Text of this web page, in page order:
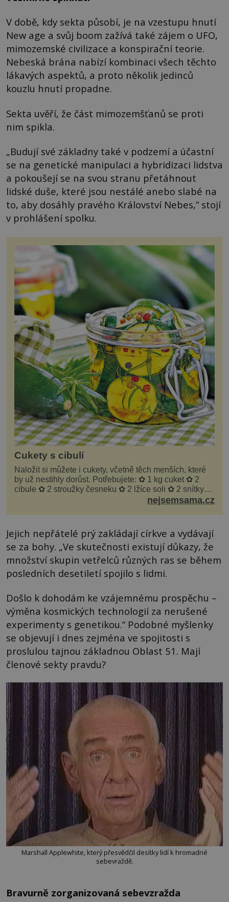
V době, kdy sekta působí, je na vzestupu hnutí
New age a svůj boom zažívá také zájem o UFO,
mimozemské civilizace a konspirační teorie.
Nebeská brána nabízí kombinaci všech těchto
lákavých aspektů, a proto několik jedinců
kouzlu hnutí propadne.
Sekta uvěří, že část mimozemšťanů se proti
nim spikla.
„Budují své základny také v podzemí a účastní
se na genetické manipulaci a hybridizaci lidstva
a pokoušejí se na svou stranu přetáhnout
lidské duše, které jsou nestálé anebo slabé na
to, aby dosáhly pravého Království Nebes,” stojí
v prohlášení spolku.
Cukety s cibulí
Naložit si můžete i cukety, včetně těch menších, které
by už nestihly dorůst. Potřebujete: ✿ 1 kg cuket ✿ 2
cibule ✿ 2 stroužky česneku ✿ 2 lžíce soli ✿ 2 snítky
kopru ✿ hrst petrželky Nálev: ✿ 400 m...nejsemsama.cz
Jejich nepřátelé prý zakládají církve a vydávají
se za bohy. „Ve skutečnosti existují důkazy, že
množství skupin vetřelců různých ras se během
posledních desetiletí spojilo s lidmi.
Došlo k dohodám ke vzájemnému prospěchu –
výměna kosmických technologií za nerušené
experimenty s genetikou.“ Podobné myšlenky
se objevují i dnes zejména ve spojitosti s
proslulou tajnou základnou Oblast 51. Mají
členové sekty pravdu?
Marshall Applewhite, který přesvědčil desítky lidí k hromadné
sebevraždě.
Bravurně zorganizovaná sebevzražda